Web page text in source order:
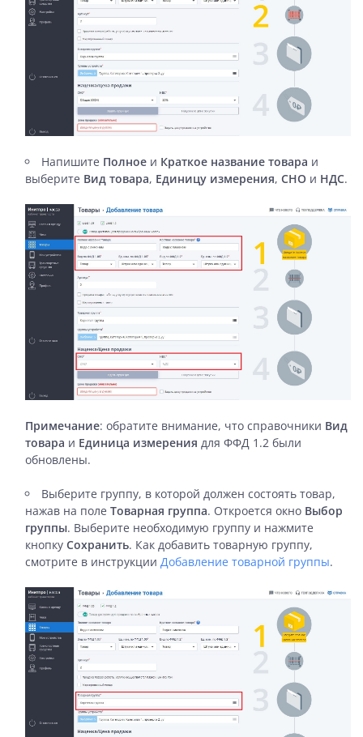
Напишите Полное и Краткое название товара и
выберите Вид товара, Единицу измерения, СНО и НДС.
Примечание: обратите внимание, что справочники Вид
товара и Единица измерения для ФФД 1.2 были
обновлены.
Выберите группу, в которой должен состоять товар,
нажав на поле Товарная группа. Откроется окно Выбор
группы. Выберите необходимую группу и нажмите
кнопку Сохранить. Как добавить товарную группу,
смотрите в инструкции Добавление товарной группы.